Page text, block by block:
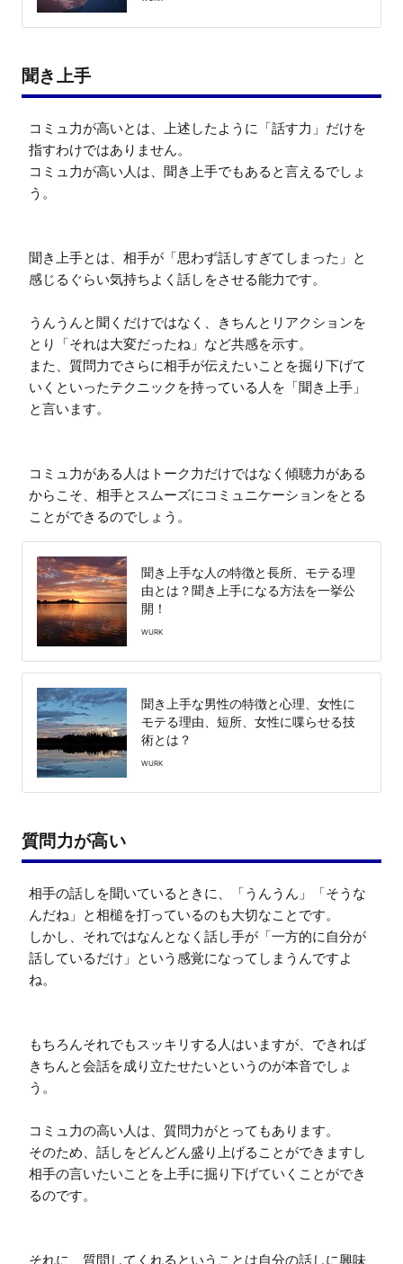
聞き上手
コミュ力が高いとは、上述したように「話す力」だけを
指すわけではありません。
コミュ力が高い人は、聞き上手でもあると言えるでしょ
う。
聞き上手とは、相手が「思わず話しすぎてしまった」と
感じるぐらい気持ちよく話しをさせる能力です。
うんうんと聞くだけではなく、きちんとリアクションを
とり「それは大変だったね」など共感を示す。
また、質問力でさらに相手が伝えたいことを掘り下げて
いくといったテクニックを持っている人を「聞き上手」
と言います。
コミュ力がある人はトーク力だけではなく傾聴力がある
からこそ、相手とスムーズにコミュニケーションをとる
ことができるのでしょう。
聞き上手な人の特徴と長所、モテる理
由とは？聞き上手になる方法を一挙公
開！
WURK
聞き上手な男性の特徴と心理、女性に
モテる理由、短所、女性に喋らせる技
術とは？
WURK
質問力が高い
相手の話しを聞いているときに、「うんうん」「そうな
んだね」と相槌を打っているのも大切なことです。
しかし、それではなんとなく話し手が「一方的に自分が
話しているだけ」という感覚になってしまうんですよ
ね。
もちろんそれでもスッキリする人はいますが、できれば
きちんと会話を成り立たせたいというのが本音でしょ
う。
コミュ力の高い人は、質問力がとってもあります。
そのため、話しをどんどん盛り上げることができますし
相手の言いたいことを上手に掘り下げていくことができ
るのです。
それに、質問してくれるということは自分の話しに興味